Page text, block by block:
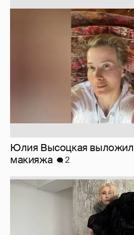
Юлия Высоцкая
Журналистка Сулим